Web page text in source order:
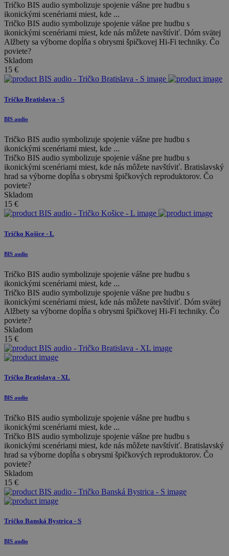
Tričko BIS audio symbolizuje spojenie vášne pre hudbu s
ikonickými scenériami miest, kde ...
Tričko BIS audio symbolizuje spojenie vášne pre hudbu s
ikonickými scenériami miest, kde nás môžete navštíviť. Dóm svätej
Alžbety sa výborne dopĺňa s obrysmi špičkovej Hi-Fi techniky. Čo
poviete?
Skladom
15 €
Tričko Bratislava - S
BIS audio
Tričko BIS audio symbolizuje spojenie vášne pre hudbu s
ikonickými scenériami miest, kde ...
Tričko BIS audio symbolizuje spojenie vášne pre hudbu s
ikonickými scenériami miest, kde nás môžete navštíviť. Bratislavský
hrad sa výborne dopĺňa s obrysmi špičkových reproduktorov. Čo
poviete?
Skladom
15 €
Tričko Košice - L
BIS audio
Tričko BIS audio symbolizuje spojenie vášne pre hudbu s
ikonickými scenériami miest, kde ...
Tričko BIS audio symbolizuje spojenie vášne pre hudbu s
ikonickými scenériami miest, kde nás môžete navštíviť. Dóm svätej
Alžbety sa výborne dopĺňa s obrysmi špičkovej Hi-Fi techniky. Čo
poviete?
Skladom
15 €
Tričko Bratislava - XL
BIS audio
Tričko BIS audio symbolizuje spojenie vášne pre hudbu s
ikonickými scenériami miest, kde ...
Tričko BIS audio symbolizuje spojenie vášne pre hudbu s
ikonickými scenériami miest, kde nás môžete navštíviť. Bratislavský
hrad sa výborne dopĺňa s obrysmi špičkových reproduktorov. Čo
poviete?
Skladom
15 €
Tričko Banská Bystrica - S
BIS audio